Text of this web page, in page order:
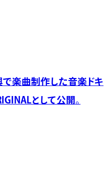
で楽曲制作した音楽ドキ
として公開。